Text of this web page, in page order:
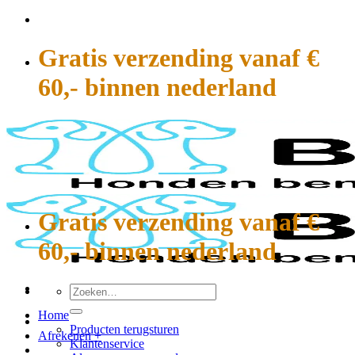
Gratis verzending vanaf €
60,- binnen nederland
Home
Producten terugsturen
Klantenservice
Gratis verzending vanaf €
60,- binnen nederland
Zoeken
naar:
Afrekenen +